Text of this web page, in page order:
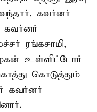
வந்தார். கவர்னர்
கவர்னர்
ரங்கசாமி,
உள்ளிட்டோர்
கொடுத்தும்
கவர்னர்